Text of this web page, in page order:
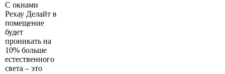
С окнами
Рехау Делайт в
помещение
будет
проникать на
10% больше
естественного
света – это